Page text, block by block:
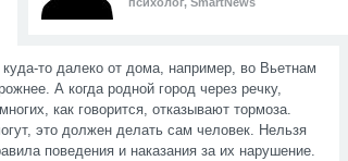
то далеко от дома, например, во Вьетнам
А когда родной город через речку,
как говорится, отказывают тормоза.
это должен делать сам человек. Нельзя
поведения и наказания за их нарушение.